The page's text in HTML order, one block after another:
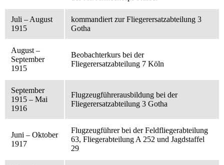
Juli – August
1915
kommandiert zur Fliegerersatzabteilung 3
Gotha
August –
September
1915
Beobachterkurs bei der
Fliegerersatzabteilung 7 Köln
September
1915 – Mai
1916
Flugzeugführerausbildung bei der
Fliegerersatzabteilung 3 Gotha
Juni – Oktober
1917
Flugzeugführer bei der Feldfliegerabteilung
63, Fliegerabteilung A 252 und Jagdstaffel
29